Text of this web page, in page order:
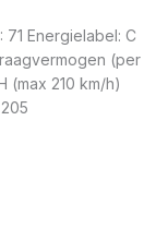
Energielabel: C
(per
(max 210 km/h)